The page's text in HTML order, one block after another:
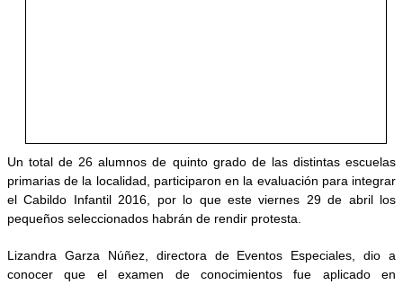
Un total de 26 alumnos de quinto grado de las distintas escuelas
primarias de la localidad, participaron en la evaluación para integrar
el Cabildo Infantil 2016, por lo que este viernes 29 de abril los
pequeños seleccionados habrán de rendir protesta.
Lizandra Garza Núñez, directora de Eventos Especiales, dio a
conocer que el examen de conocimientos fue aplicado en